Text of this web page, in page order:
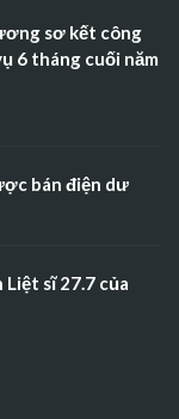
sơ kết công
6 tháng cuối năm
bán điện dư
sĩ 27.7 của